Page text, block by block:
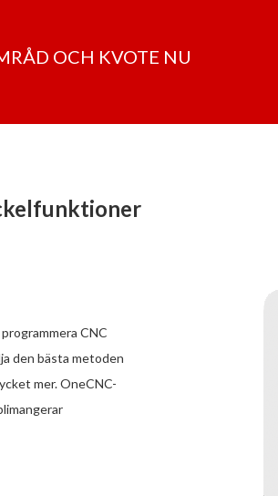
OCH KVOTE NU
CNC
den bästa metoden
mer. OneCNC-